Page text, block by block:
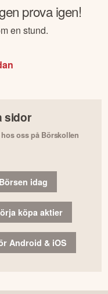
prova igen!
en stund.
sidor
oss på Börskollen
Börsen idag
köpa aktier
Android & iOS